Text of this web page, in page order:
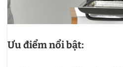
Ưu điểm nổi bật: